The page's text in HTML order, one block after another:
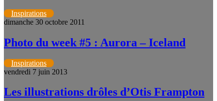
Inspirations
dimanche 30 octobre 2011
Photo du week #5 : Aurora – Iceland
Inspirations
vendredi 7 juin 2013
Les illustrations drôles d’Otis Frampton